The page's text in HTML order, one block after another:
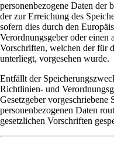
personenbezogene Daten der
der zur Erreichung des
sofern dies durch den
Verordnungsgeber oder einen
Vorschriften, welchen der für
unterliegt, vorgesehen wurde.
Entfällt der
Richtlinien- und
Gesetzgeber vorgeschriebene
personenbezogenen Daten
gesetzlichen Vorschriften